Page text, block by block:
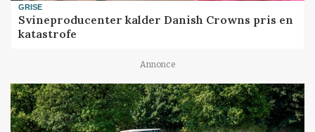
GRISE
Svineproducenter kalder Danish Crowns pris en
katastrofe
Annonce